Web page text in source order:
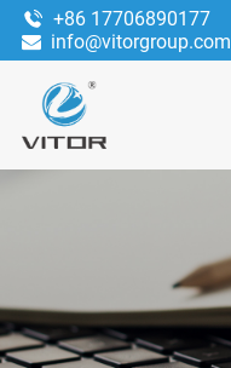
+86 17706890177
info@vitorgroup.com